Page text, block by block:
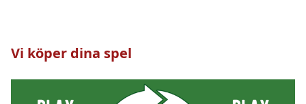
Vi köper dina spel